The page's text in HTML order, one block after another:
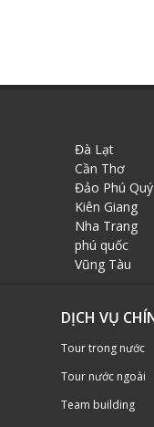
Đà Lạt
Cần Thơ
Đảo Phú Quý
Kiên Giang
Nha Trang
phú quốc
Vũng Tàu
DỊCH VỤ
Tour trong nước
Tour nước ngoài
Team building